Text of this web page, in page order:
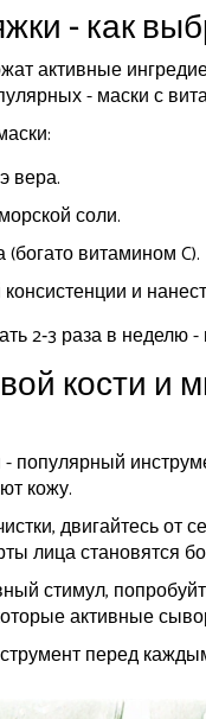
- как
активные
- маски с
вера.
соли.
витамином C).
и
2‑3 раза в неделю
кости и
- популярный
кожу.
двигайтесь от
лица становятся
стимул,
активные
перед